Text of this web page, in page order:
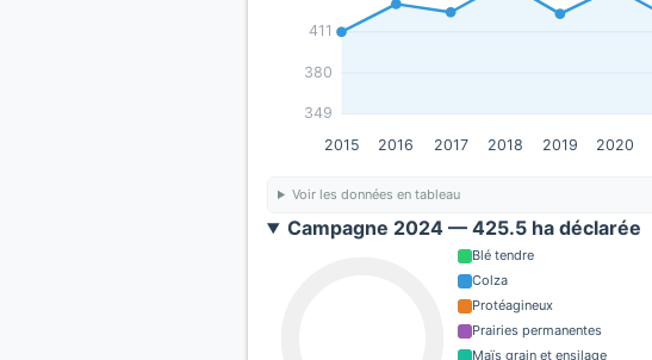
349
380
411
2015 2016 2017 2018 2019 2020
Voir les données en tableau
Campagne 2024 — 425.5 ha déclarée
Blé tendre
Colza
Protéagineux
Prairies permanentes
Maïs grain et ensilage